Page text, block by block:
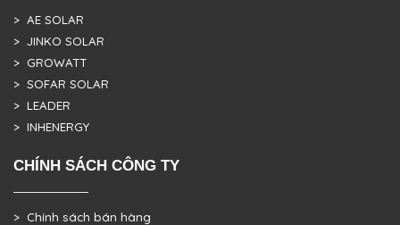
> AE SOLAR
> JINKO SOLAR
> GROWATT
> SOFAR SOLAR
> LEADER
> INHENERGY
CHÍNH SÁCH CÔNG TY
> Chính sách bán hàng